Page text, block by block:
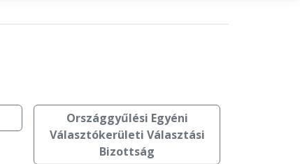
Országgyűlési Egyéni
Választókerületi Választási
Bizottság